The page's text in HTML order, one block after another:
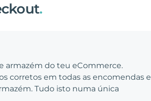
.
armazém do teu eCommerce.
corretos em todas as encomendas e
Tudo isto numa única